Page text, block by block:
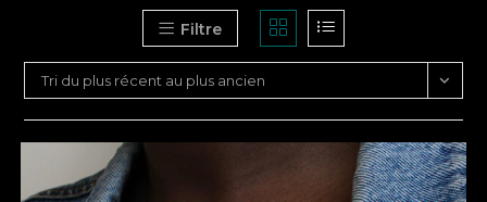
Filtre
Tri du plus récent au plus ancien